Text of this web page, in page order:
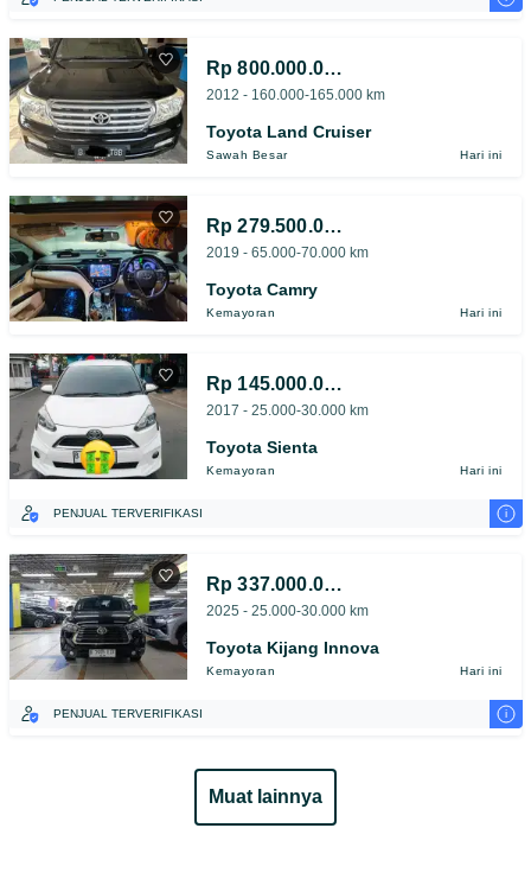
Rp 800.000.000
2012 - 160.000-165.000 km
Toyota Land Cruiser
Sawah Besar Hari ini
Rp 279.500.000
2019 - 65.000-70.000 km
Toyota Camry
Kemayoran Hari ini
Rp 145.000.000
2017 - 25.000-30.000 km
Toyota Sienta
Kemayoran Hari ini
PENJUAL TERVERIFIKASI i
Rp 337.000.000
2025 - 25.000-30.000 km
Toyota Kijang Innova
Kemayoran Hari ini
PENJUAL TERVERIFIKASI i
muat lainnya